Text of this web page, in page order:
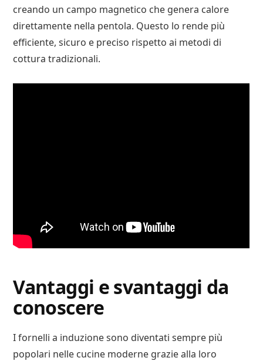
creando un campo magnetico che genera calore
direttamente nella pentola. Questo lo rende più
efficiente, sicuro e preciso rispetto ai metodi di
cottura tradizionali.
Vantaggi e svantaggi da
conoscere
I fornelli a induzione sono diventati sempre più
popolari nelle cucine moderne grazie alla loro